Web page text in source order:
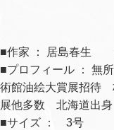
■作家 ： 居島春生
■プロフィール ： 無
術館油絵大賞展招
展他多数 北海道出
■サイズ ： 3号